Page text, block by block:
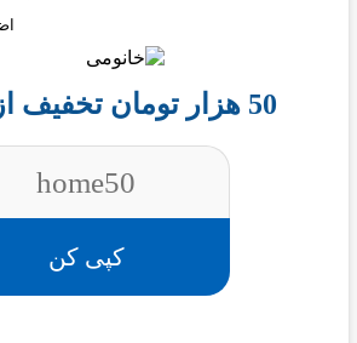
50 هزار تومان تخفیف از خانومی
home50
کپی کن